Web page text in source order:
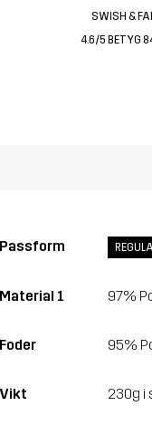
SWISH &
4.6/5 BETYG
Passform
Material 1 97%
Foder 95%
Vikt 230g i